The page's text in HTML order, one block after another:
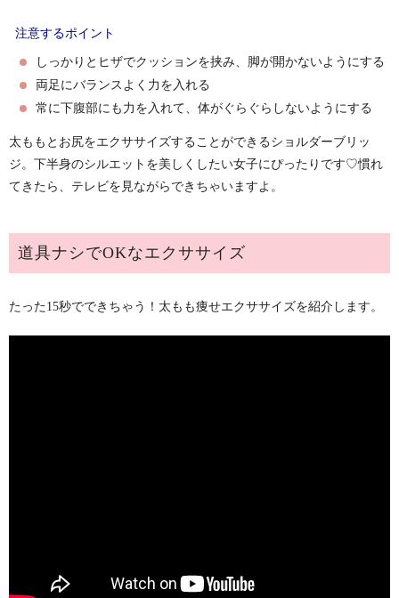
注意するポイント
しっかりとヒザでクッションを挟み、脚が開かないようにする
両足にバランスよく力を入れる
常に下腹部にも力を入れて、体がぐらぐらしないようにする
太ももとお尻をエクササイズすることができるショルダーブリッ
ジ。下半身のシルエットを美しくしたい女子にぴったりです♡慣れ
てきたら、テレビを見ながらできちゃいますよ。
道具ナシでOKなエクササイズ
たった15秒でできちゃう！太もも痩せエクササイズを紹介します。